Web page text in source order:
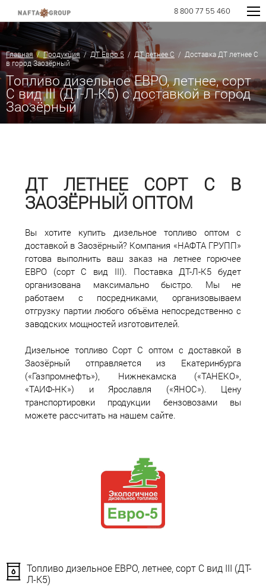
8 800 77 55 460
Главная/Продукция/ДТ Евро 5 / ДТ летнее C / Доставка ДТ летнее C
в город Заозёрный
Топливо дизельное ЕВРО, летнее, сорт
С вид III (ДТ-Л-К5) с доставкой в город
Заозёрный
ДТ ЛЕТНЕЕ СОРТ С В
ЗАОЗЁРНЫЙ ОПТОМ
Вы хотите купить дизельное топливо оптом с
доставкой в Заозёрный? Компания «НАФТА ГРУПП»
готова выполнить ваш заказ на летнее горючее
ЕВРО (сорт С вид III). Поставка ДТ-Л-К5 будет
организована максимально быстро. Мы не
работаем с посредниками, организовываем
отгрузку партии любого объёма непосредственно с
заводских мощностей изготовителей.
Дизельное топливо Сорт С оптом с доставкой в
Заозёрный отправляется из Екатеринбурга
(«Газпромнефть»), Нижнекамска («ТАНЕКО»,
«ТАИФ-НК») и Ярославля («ЯНОС»). Цену
транспортировки продукции бензовозами вы
можете рассчитать на нашем сайте.
Топливо дизельное ЕВРО, летнее, сорт С вид III (ДТ-
Л-К5)